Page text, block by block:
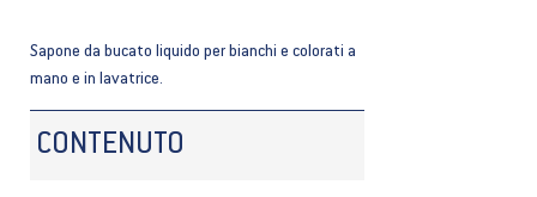
Sapone da bucato liquido per bianchi e colorati a
mano e in lavatrice.
CONTENUTO